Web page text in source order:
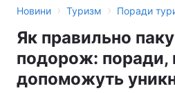
Новини › Туризм › Поради
Як правильно
подорож:
допоможуть